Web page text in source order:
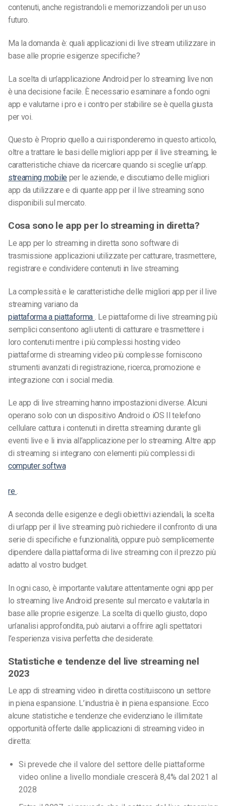
contenuti, anche registrandoli e memorizzandoli per un uso
futuro.
Ma la domanda è: quali applicazioni di live stream utilizzare in
base alle proprie esigenze specifiche?
La scelta di un’applicazione Android per lo streaming live non
è una decisione facile. È necessario esaminare a fondo ogni
app e valutarne i pro e i contro per stabilire se è quella giusta
per voi.
Questo è Proprio quello a cui risponderemo in questo articolo,
oltre a trattare le basi delle migliori app per il live streaming, le
caratteristiche chiave da ricercare quando si sceglie un’app.
streaming mobile per le aziende, e discutiamo delle migliori
app da utilizzare e di quante app per il live streaming sono
disponibili sul mercato.
Cosa sono le app per lo streaming in diretta?
Le app per lo streaming in diretta sono software di
trasmissione applicazioni utilizzate per catturare, trasmettere,
registrare e condividere contenuti in live streaming.
La complessità e le caratteristiche delle migliori app per il live
streaming variano da
piattaforma a piattaforma . Le piattaforme di live streaming più
semplici consentono agli utenti di catturare e trasmettere i
loro contenuti mentre i più complessi hosting video
piattaforme di streaming video più complesse forniscono
strumenti avanzati di registrazione, ricerca, promozione e
integrazione con i social media.
Le app di live streaming hanno impostazioni diverse. Alcuni
operano solo con un dispositivo Android o iOS
Il telefono
cellulare cattura i contenuti in diretta streaming durante gli
eventi live e li invia all’applicazione per lo streaming. Altre app
di streaming si integrano con elementi più complessi di
computer softwa
re .
A seconda delle esigenze e degli obiettivi aziendali, la scelta
di un’app per il live streaming può richiedere il confronto di una
serie di specifiche e funzionalità, oppure può semplicemente
dipendere dalla piattaforma di live streaming con il prezzo più
adatto al vostro budget.
In ogni caso, è importante valutare attentamente ogni app per
lo streaming live Android presente sul mercato e valutarla in
base alle proprie esigenze. La scelta di quello giusto, dopo
un’analisi approfondita, può aiutarvi a offrire agli spettatori
l’esperienza visiva perfetta che desiderate.
Statistiche e tendenze del live streaming nel
2023
Le app di streaming video in diretta costituiscono un settore
in piena espansione. L’industria è in piena espansione. Ecco
alcune statistiche e tendenze che evidenziano le illimitate
opportunità offerte dalle applicazioni di streaming video in
diretta:
Si prevede che il valore del settore delle piattaforme
video online a livello mondiale crescerà 8,4% dal 2021 al
2028